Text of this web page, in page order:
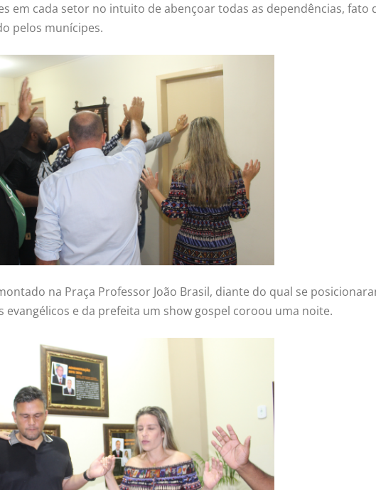
em cada setor no intuito de abençoar todas as dependências, fato
pelos munícipes.
na Praça Professor João Brasil, diante do qual se
e da prefeita um show gospel coroou uma noite.